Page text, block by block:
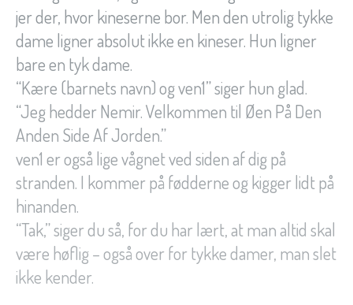
jer der, hvor kineserne bor. Men den utrolig tykke
dame ligner absolut ikke en kineser. Hun ligner
bare en tyk dame.
“Kære (barnets navn) og ven1” siger hun glad.
“Jeg hedder Nemir. Velkommen til Øen På Den
Anden Side Af Jorden.”
ven1 er også lige vågnet ved siden af dig på
stranden. I kommer på fødderne og kigger lidt på
hinanden.
“Tak,” siger du så, for du har lært, at man altid skal
være høflig – også over for tykke damer, man slet
ikke kender.